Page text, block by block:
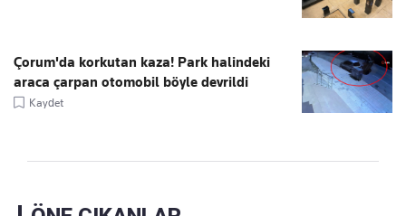
Çorum'da korkutan kaza! Park halindeki
araca çarpan otomobil böyle devrildi
Kaydet